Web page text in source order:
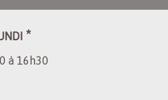
*
à 16h30